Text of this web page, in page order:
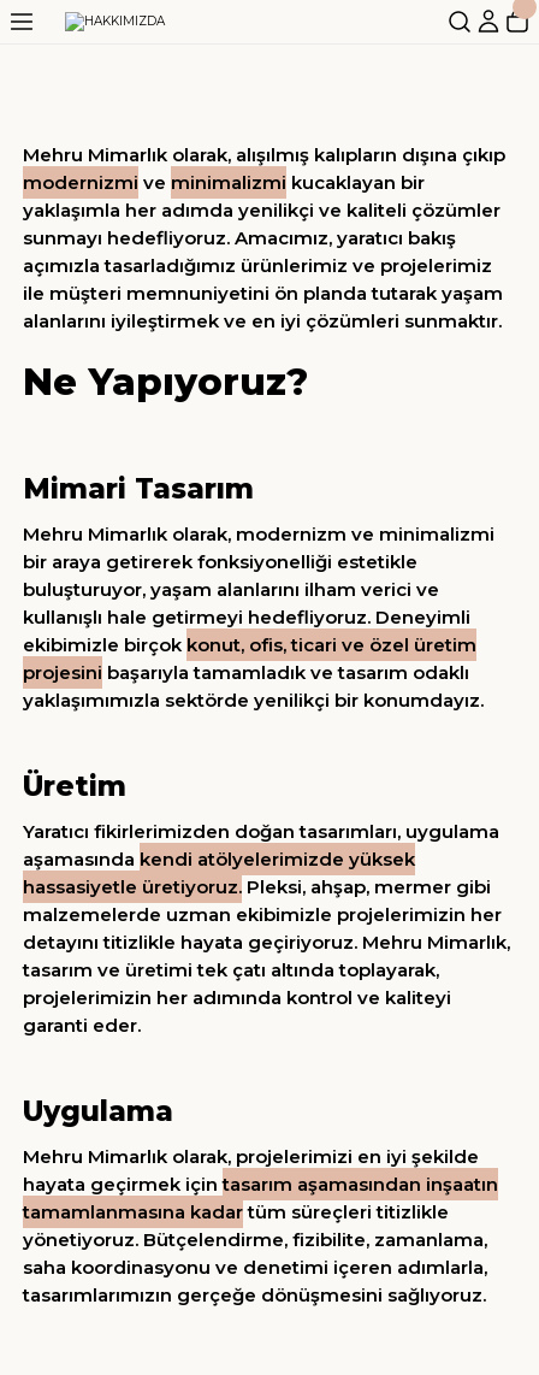
ORTA SEHPA
YAN SEHPA
ZİGON SEHPA
SATRANÇ
DUVAR SAATİ
MASA SAATİ
KİTAPLIK
RAF
MASA LAMBASI
VAZO
MUMLUK
KİTAP TUTUCU
ORGANİZATÖR
BARDAK ALTLIĞI
SANATSAL VE MÜZİK
2021
2024
Mehru Mimarlık olarak, alışılmış kalıpların dışına çıkıp
modernizmi ve minimalizmi kucaklayan bir
yaklaşımla her adımda yenilikçi ve kaliteli çözümler
sunmayı hedefliyoruz. Amacımız, yaratıcı bakış
açımızla tasarladığımız ürünlerimiz ve projelerimiz
ile müşteri memnuniyetini ön planda tutarak yaşam
alanlarını iyileştirmek ve en iyi çözümleri sunmaktır.
Ne Yapıyoruz?
Mimari Tasarım
Mehru Mimarlık olarak, modernizm ve minimalizmi
bir araya getirerek fonksiyonelliği estetikle
buluşturuyor, yaşam alanlarını ilham verici ve
kullanışlı hale getirmeyi hedefliyoruz. Deneyimli
ekibimizle birçok konut, ofis, ticari ve özel üretim
projesini başarıyla tamamladık ve tasarım odaklı
yaklaşımımızla sektörde yenilikçi bir konumdayız.
Üretim
Yaratıcı fikirlerimizden doğan tasarımları, uygulama
aşamasında kendi atölyelerimizde yüksek
hassasiyetle üretiyoruz. Pleksi, ahşap, mermer gibi
malzemelerde uzman ekibimizle projelerimizin her
detayını titizlikle hayata geçiriyoruz. Mehru Mimarlık,
tasarım ve üretimi tek çatı altında toplayarak,
projelerimizin her adımında kontrol ve kaliteyi
garanti eder.
Uygulama
Mehru Mimarlık olarak, projelerimizi en iyi şekilde
hayata geçirmek içintasarım aşamasından inşaatın
tamamlanmasına kadartüm süreçleri titizlikle
yönetiyoruz. Bütçelendirme, fizibilite, zamanlama,
saha koordinasyonu ve denetimi içeren adımlarla,
tasarımlarımızın gerçeğe dönüşmesini sağlıyoruz.